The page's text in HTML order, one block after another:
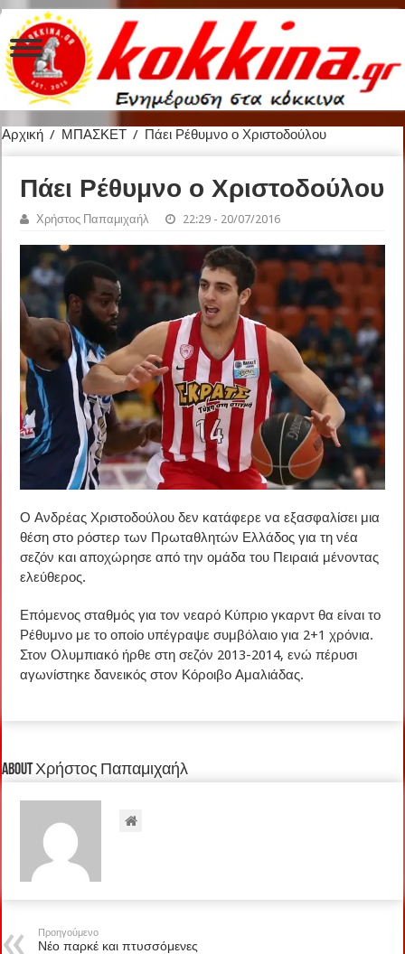
Αρχική / ΜΠΑΣΚΕΤ / Πάει Ρέθυμνο ο Χριστοδούλου
Πάει Ρέθυμνο ο Χριστοδούλου
Χρήστος Παπαμιχαήλ 22:29 - 20/07/2016
Ο Ανδρέας Χριστοδούλου δεν κατάφερε να εξασφαλίσει μια
θέση στο ρόστερ των Πρωταθλητών Ελλάδος για τη νέα
σεζόν και αποχώρησε από την ομάδα του Πειραιά μένοντας
ελεύθερος.
Επόμενος σταθμός για τον νεαρό Κύπριο γκαρντ θα είναι το
Ρέθυμνο με το οποίο υπέγραψε συμβόλαιο για 2+1 χρόνια.
Στον Ολυμπιακό ήρθε στη σεζόν 2013-2014, ενώ πέρυσι
αγωνίστηκε δανεικός στον Κόροιβο Αμαλιάδας.
About Χρήστος Παπαμιχαήλ
Προηγούμενο
Νέο παρκέ και πτυσσόμενες